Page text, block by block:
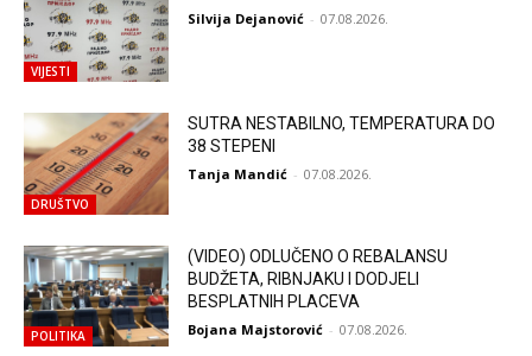
VIJESTI
Silvija Dejanović - 07.08.2026.
DRUŠTVO
SUTRA NESTABILNO, TEMPERATURA DO
38 STEPENI
Tanja Mandić - 07.08.2026.
POLITIKA
(VIDEO) ODLUČENO O REBALANSU
BUDŽETA, RIBNJAKU I DODJELI
BESPLATNIH PLACEVA
Bojana Majstorović - 07.08.2026.